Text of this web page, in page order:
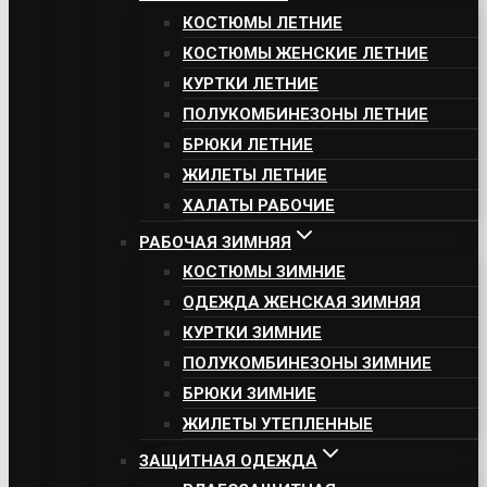
КОСТЮМЫ ЛЕТНИЕ
КОСТЮМЫ ЖЕНСКИЕ ЛЕТНИЕ
КУРТКИ ЛЕТНИЕ
ПОЛУКОМБИНЕЗОНЫ ЛЕТНИЕ
БРЮКИ ЛЕТНИЕ
ЖИЛЕТЫ ЛЕТНИЕ
ХАЛАТЫ РАБОЧИЕ
РАБОЧАЯ ЗИМНЯЯ
КОСТЮМЫ ЗИМНИЕ
ОДЕЖДА ЖЕНСКАЯ ЗИМНЯЯ
КУРТКИ ЗИМНИЕ
ПОЛУКОМБИНЕЗОНЫ ЗИМНИЕ
БРЮКИ ЗИМНИЕ
ЖИЛЕТЫ УТЕПЛЕННЫЕ
ЗАЩИТНАЯ ОДЕЖДА